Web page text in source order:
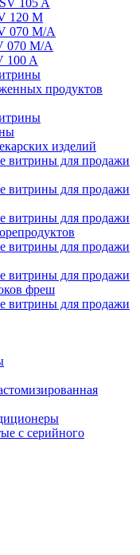
105 A
120 M
070 M/A
070 M/A
100 A
продуктов
изделий
витрины для продажи
витрины для продажи
витрины для продажи
витрины для продажи
витрины для продажи
фреш
витрины для продажи
с серийного